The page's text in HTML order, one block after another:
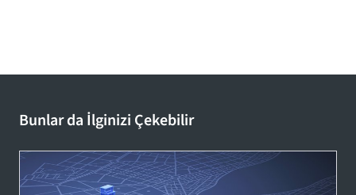
Bunlar da İlginizi Çekebilir